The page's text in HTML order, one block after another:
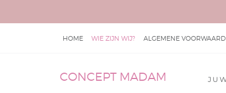
HOME WIE ZIJN WIJ? ALGEMENE
CONCEPT MADAM